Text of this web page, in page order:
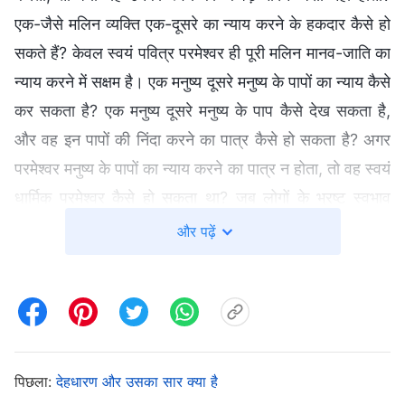
एक-जैसे मलिन व्यक्ति एक-दूसरे का न्याय करने के हकदार कैसे हो
सकते हैं? केवल स्वयं पवित्र परमेश्वर ही पूरी मलिन मानव-जाति का
न्याय करने में सक्षम है। एक मनुष्य दूसरे मनुष्य के पापों का न्याय कैसे
कर सकता है? एक मनुष्य दूसरे मनुष्य के पाप कैसे देख सकता है,
और वह इन पापों की निंदा करने का पात्र कैसे हो सकता है? अगर
परमेश्वर मनुष्य के पापों का न्याय करने का पात्र न होता, तो वह स्वयं
धार्मिक परमेश्वर कैसे हो सकता था? जब लोगों के भ्रष्ट स्वभाव
प्रकट होते हैं, तो लोगों का न्याय करने के लिए परमेश्वर बोलता है,
चरण के प्रभावों को कैसे प्राप्त किया जाता है
जो लोग देह में जीवन बिताते हैं उन सभी के लिए, अपने स्वभाव
और पढ़ें
पिछला:देहधारण और उसका सार क्या है